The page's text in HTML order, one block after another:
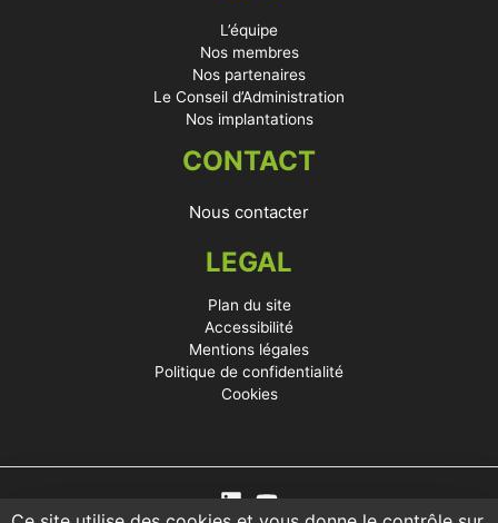
L’équipe
Nos membres
Nos partenaires
Le Conseil d’Administration
Nos implantations
CONTACT
Nous contacter
LEGAL
Plan du site
Accessibilité
Mentions légales
Politique de confidentialité
Cookies